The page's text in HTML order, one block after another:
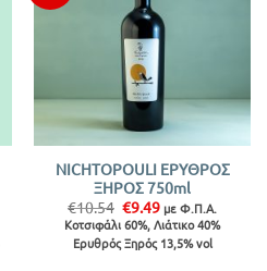
NICHTOPOULI ΕΡΥΘΡΟΣ
ΞΗΡΟΣ 750ml
€10.54 Original
price
was:
€10.54.
€9.49Η
τρέχουσα
τιμή
είναι:
με Φ.Π.Α.
Κοτσιφάλι 60%, Λιάτικο 40%
Ερυθρός Ξηρός 13,5% vol